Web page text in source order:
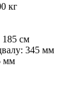
кг
185 см
345 мм
мм